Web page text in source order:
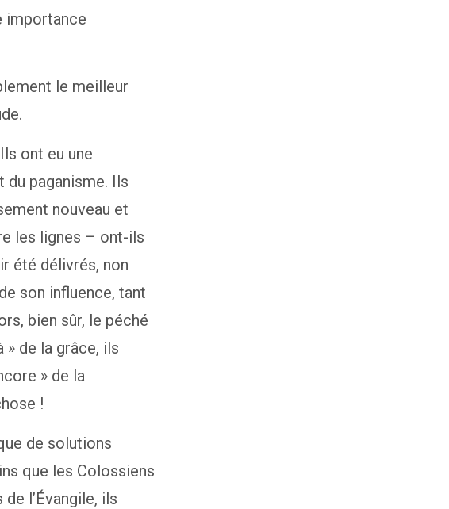
importance
le meilleur
ont eu une
paganisme. Ils
nouveau et
les lignes – ont-ils
été délivrés, non
son influence, tant
bien sûr, le péché
» de la grâce, ils
» de la
!
de solutions
que les Colossiens
l’Évangile, ils